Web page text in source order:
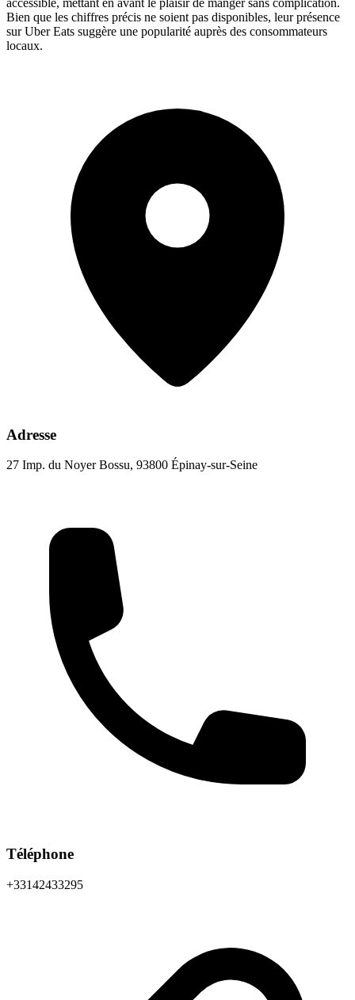
Bien que les chiffres précis ne soient pas disponibles, leur présence
sur Uber Eats suggère une popularité auprès des consommateurs
locaux.
Adresse
27 Imp. du Noyer Bossu, 93800 Épinay-sur-Seine
Téléphone
+33142433295